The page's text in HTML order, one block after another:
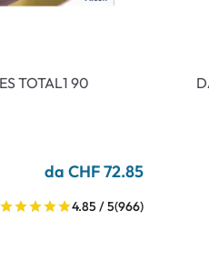
TOTAL1 90
da CHF 72.85
4.85 / 5(966)